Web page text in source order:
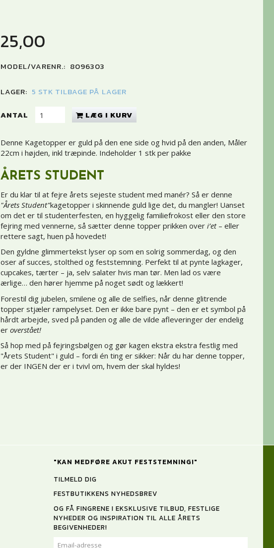
25,00
MODEL/VARENR.: 8096303
LAGER: 5 STK TILBAGE PÅ LAGER
ANTAL LÆG I KURV
Denne Kagetopper er guld på den ene side og hvid på den anden, Måler
22cm i højden, inkl træpinde. Indeholder 1 stk per pakke
ÅRETS STUDENT
Er du klar til at fejre årets sejeste student med manér? Så er denne
"Årets Student"kagetopper i skinnende guld lige det, du mangler! Uanset
om det er til studenterfesten, en hyggelig familiefrokost eller den store
fejring med vennerne, så sætter denne topper prikken over i’et– eller
rettere sagt, huen på hovedet!
Den gyldne glimmertekst lyser op som en solrig sommerdag, og den
oser af succes, stolthed og feststemning. Perfekt til at pynte lagkager,
cupcakes, tærter – ja, selv salater hvis man tør. Men lad os være
ærlige… den hører hjemme på noget sødt og lækkert!
Forestil dig jubelen, smilene og alle de selfies, når denne glitrende
topper stjæler rampelyset. Den er ikke bare pynt – den er et symbol på
hårdt arbejde, sved på panden og alle de vilde afleveringer der endelig
er overstået!
Så hop med på fejringsbølgen og gør kagen ekstra ekstra festlig med
"Årets Student" i guld – fordi én ting er sikker: Når du har denne topper,
er der INGEN der er i tvivl om, hvem der skal hyldes!
"KAN MEDFØRE AKUT FESTSTEMNING!"
TILMELD DIG
FESTBUTIKKENS NYHEDSBREV
OG FÅ FINGRENE I EKSKLUSIVE TILBUD, FESTLIGE
NYHEDER OG INSPIRATION TIL ALLE ÅRETS
BEGIVENHEDER!
EMAIL-